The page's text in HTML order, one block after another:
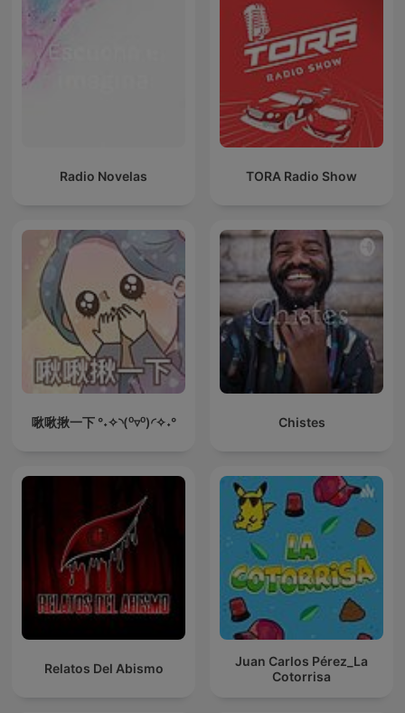
Radio Novelas TORA Radio Show
啾啾揪一下 °˖✧◝(⁰▿⁰)◜✧˖° Chistes
Relatos Del Abismo
Juan Carlos Pérez_La
Cotorrisa